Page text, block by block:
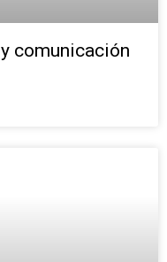
comunicación